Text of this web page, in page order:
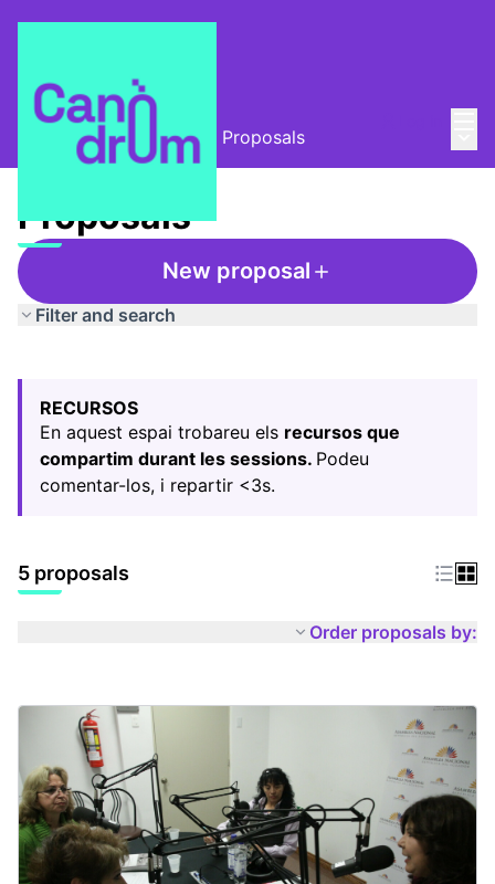
L'Alzina i el Canòdrom Proposals
Proposals
New proposal
Filter and search
−
RECURSOS
En aquest espai trobareu els recursos que
compartim durant les sessions. Podeu
comentar-los, i repartir <3s.
5 proposals
Order proposals by: